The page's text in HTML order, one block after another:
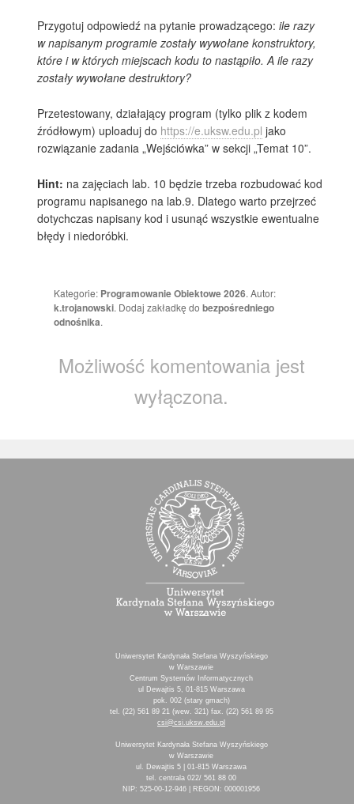
Przygotuj odpowiedź na pytanie prowadzącego:ile razy
w napisanym programie zostały wywołane konstruktory,
które i w których miejscach kodu to nastąpiło. A ile razy
zostały wywołane destruktory?
Przetestowany, działający program (tylko plik z kodem
źródłowym) uploaduj do https://e.uksw.edu.pl jako
rozwiązanie zadania „Wejściówka” w sekcji „Temat 10”.
Hint: na zajęciach lab. 10 będzie trzeba rozbudować kod
programu napisanego na lab.9. Dlatego warto przejrzeć
dotychczas napisany kod i usunąć wszystkie ewentualne
błędy i niedoróbki.
Kategorie: Programowanie Obiektowe 2026. Autor:
k.trojanowski. Dodaj zakładkę do bezpośredniego
odnośnika.
Możliwość komentowania jest
wyłączona.
Uniwersytet Kardynała Stefana Wyszyńskiego
w Warszawie
Centrum Systemów Informatycznych
ul Dewajtis 5, 01-815 Warszawa
pok. 002 (stary gmach)
tel. (22) 561 89 21 (wew. 321) fax. (22) 561 89 95
csi@csi.uksw.edu.pl
Uniwersytet Kardynała Stefana Wyszyńskiego
w Warszawie
ul. Dewajtis 5 | 01-815 Warszawa
tel. centrala 022/ 561 88 00
NIP: 525-00-12-946 | REGON: 000001956